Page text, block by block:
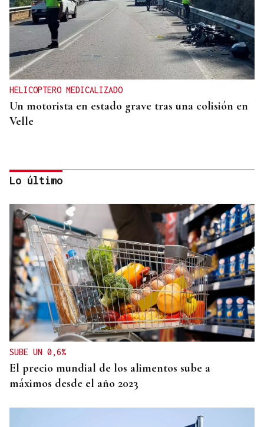
HELICOPTERO MEDICALIZADO
Un motorista en estado grave tras una colisión en
Velle
OBITUARIO
Muere Luis Díaz Núñez, socialista y dirigente
histórico de UGT en Ourense
Lo último
SUBE UN 0,6%
El precio mundial de los alimentos sube a
máximos desde el año 2023